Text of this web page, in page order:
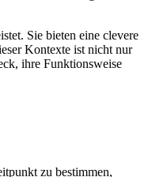
Sie bieten eine clevere
Kontexte ist nicht nur
ihre Funktionsweise
zu bestimmen,